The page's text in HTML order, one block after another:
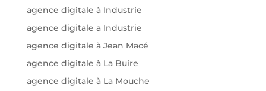
agence digitale à Industrie
agence digitale a Industrie
agence digitale à Jean Macé
agence digitale à La Buire
agence digitale à La Mouche